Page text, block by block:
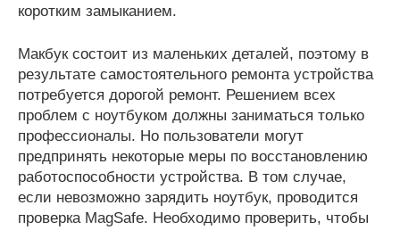
коротким замыканием.
Макбук состоит из маленьких деталей, поэтому в
результате самостоятельного ремонта устройства
потребуется дорогой ремонт. Решением всех
проблем с ноутбуком должны заниматься только
профессионалы. Но пользователи могут
предпринять некоторые меры по восстановлению
работоспособности устройства. В том случае,
если невозможно зарядить ноутбук, проводится
проверка MagSafe. Необходимо проверить, чтобы